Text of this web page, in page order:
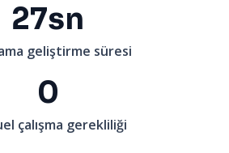
27sn
geliştirme süresi
0
çalışma gerekliliği